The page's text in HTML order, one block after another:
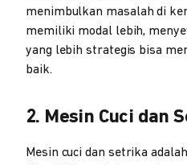
menimbulkan masalah di
memiliki modal lebih,
yang lebih strategis bisa
baik.
2. Mesin Cuci dan
Mesin cuci dan setrika